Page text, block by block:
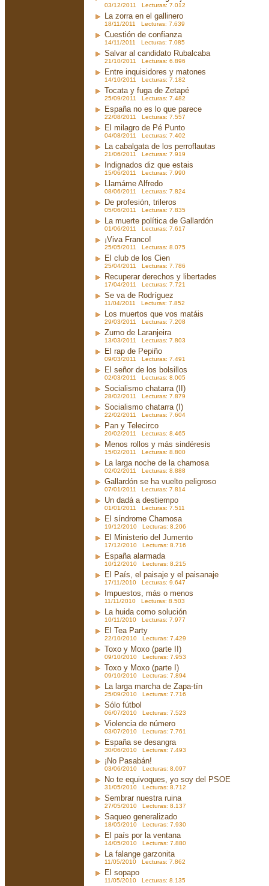
03/12/2011 Lecturas: 7.012
La zorra en el gallinero
18/11/2011 Lecturas: 7.639
Cuestión de confianza
14/11/2011 Lecturas: 7.085
Salvar al candidato Rubalcaba
21/10/2011 Lecturas: 6.896
Entre inquisidores y matones
14/10/2011 Lecturas: 7.182
Tocata y fuga de Zetapé
25/09/2011 Lecturas: 7.482
España no es lo que parece
22/08/2011 Lecturas: 7.557
El milagro de Pé Punto
04/08/2011 Lecturas: 7.402
La cabalgata de los perroflautas
21/06/2011 Lecturas: 7.919
Indignados diz que estais
15/06/2011 Lecturas: 7.990
Llamáme Alfredo
08/06/2011 Lecturas: 7.824
De profesión, trileros
05/06/2011 Lecturas: 7.835
La muerte política de Gallardón
01/06/2011 Lecturas: 7.617
¡Viva Franco!
25/05/2011 Lecturas: 8.075
El club de los Cien
25/04/2011 Lecturas: 7.786
Recuperar derechos y libertades
17/04/2011 Lecturas: 7.721
Se va de Rodríguez
11/04/2011 Lecturas: 7.852
Los muertos que vos matáis
29/03/2011 Lecturas: 7.208
Zumo de Laranjeira
13/03/2011 Lecturas: 7.803
El rap de Pepiño
09/03/2011 Lecturas: 7.491
El señor de los bolsillos
02/03/2011 Lecturas: 8.005
Socialismo chatarra (II)
28/02/2011 Lecturas: 7.879
Socialismo chatarra (I)
22/02/2011 Lecturas: 7.604
Pan y Telecirco
20/02/2011 Lecturas: 8.465
Menos rollos y más sindéresis
15/02/2011 Lecturas: 8.800
La larga noche de la chamosa
02/02/2011 Lecturas: 8.888
Gallardón se ha vuelto peligroso
07/01/2011 Lecturas: 7.814
Un dadá a destiempo
01/01/2011 Lecturas: 7.511
El síndrome Chamosa
19/12/2010 Lecturas: 8.206
El Ministerio del Jumento
17/12/2010 Lecturas: 8.716
España alarmada
10/12/2010 Lecturas: 8.215
El País, el paisaje y el paisanaje
17/11/2010 Lecturas: 9.647
Impuestos, más o menos
11/11/2010 Lecturas: 8.503
La huida como solución
10/11/2010 Lecturas: 7.977
El Tea Party
22/10/2010 Lecturas: 7.429
Toxo y Moxo (parte II)
09/10/2010 Lecturas: 7.953
Toxo y Moxo (parte I)
09/10/2010 Lecturas: 7.894
La larga marcha de Zapa-tín
25/09/2010 Lecturas: 7.716
Sólo fútbol
06/07/2010 Lecturas: 7.523
Violencia de número
03/07/2010 Lecturas: 7.761
España se desangra
30/06/2010 Lecturas: 7.493
¡No Pasabán!
03/06/2010 Lecturas: 8.097
No te equivoques, yo soy del PSOE
31/05/2010 Lecturas: 8.712
Sembrar nuestra ruina
27/05/2010 Lecturas: 8.137
Saqueo generalizado
18/05/2010 Lecturas: 7.930
El país por la ventana
14/05/2010 Lecturas: 7.880
La falange garzonita
11/05/2010 Lecturas: 7.862
El sopapo
11/05/2010 Lecturas: 8.135